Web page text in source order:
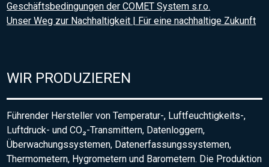
Geschäftsbedingungen der COMET System s.r.o.
Unser Weg zur Nachhaltigkeit | Für eine nachhaltige Zukunft
WIR PRODUZIEREN
Führender Hersteller von Temperatur-, Luftfeuchtigkeits-,
Luftdruck- und CO₂-Transmittern, Datenloggern,
Überwachungssystemen, Datenerfassungssystemen,
Thermometern, Hygrometern und Barometern. Die Produktion